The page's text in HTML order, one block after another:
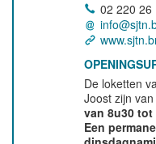
02 220 26
De loketten
Joost zijn
van 8u30 tot
Een